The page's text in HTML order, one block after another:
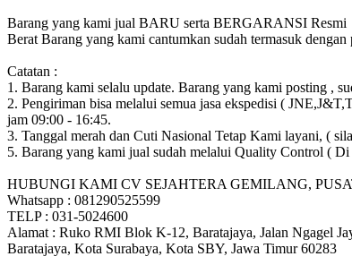
Barang yang kami jual BARU serta BERGARANSI Resmi
Berat Barang yang kami cantumkan sudah termasuk dengan
Catatan :
1. Barang kami selalu update. Barang yang kami posting ,
2. Pengiriman bisa melalui semua jasa ekspedisi (
jam 09:00 - 16:45.
3. Tanggal merah dan Cuti Nasional Tetap Kami layani, (
5. Barang yang kami jual sudah melalui Quality Control (
HUBUNGI KAMI CV SEJAHTERA GEMILANG,
Whatsapp : 081290525599
TELP : 031-5024600
Alamat : Ruko RMI Blok K-12, Baratajaya, Jalan Ngagel
Baratajaya, Kota Surabaya, Kota SBY, Jawa Timur 60283